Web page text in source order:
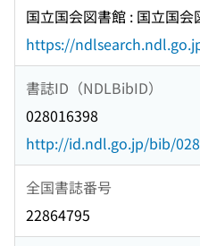
国立国会図書館 : 国立国会
https://
書誌ID（NDLBibID）
028016398
http://id.ndl.go.jp/bib/
全国書誌番号
22864795